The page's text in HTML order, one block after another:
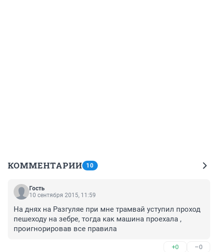
КОММЕНТАРИИ 10
Гость
10 сентября 2015, 11:59
На днях на Разгуляе при мне трамвай уступил проход
пешеходу на зебре, тогда как машина проехала ,
проигнорировав все правила
+0 –0